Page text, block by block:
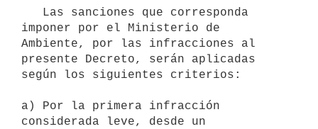
imponer por el Ministerio de
Ambiente, por las infracciones al
presente Decreto, serán aplicadas
según los siguientes criterios:
a) Por la primera infracción
considerada leve, desde un